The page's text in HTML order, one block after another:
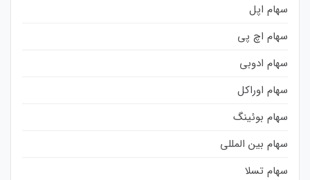
سهام اپل
سهام اچ پی
سهام ادوبی
سهام اوراکل
سهام بوئینگ
سهام بین المللی
سهام تسلا